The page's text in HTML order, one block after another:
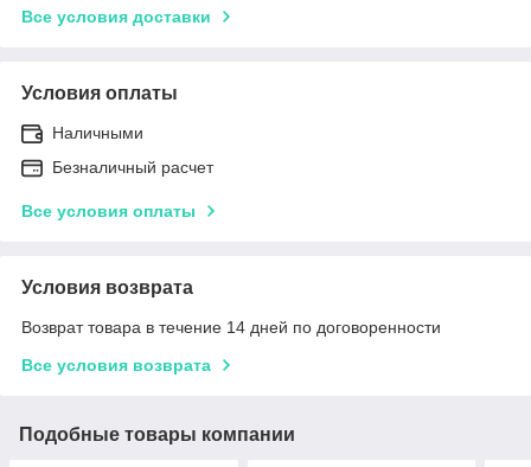
Все условия доставки
Условия оплаты
Наличными
Безналичный расчет
Все условия оплаты
Условия возврата
Возврат товара в течение 14 дней по договоренности
Все условия возврата
Подобные товары компании